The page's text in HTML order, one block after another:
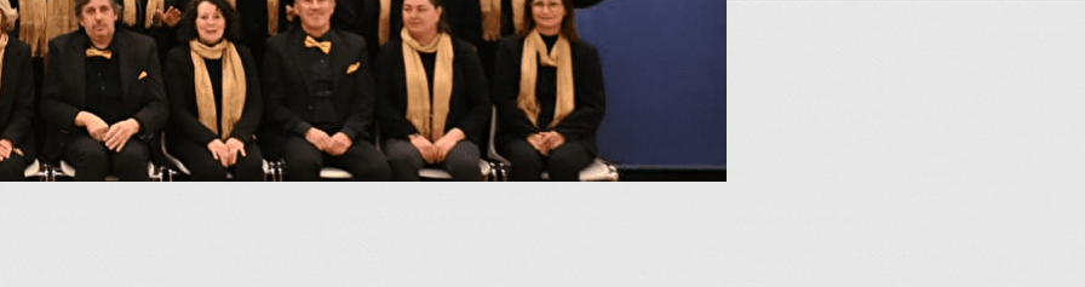
?>
Images de la page d'accueil
Cliquez pour éditer